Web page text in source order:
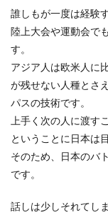
誰しもが一度は経験
陸上大会や運動会で
す。
アジア人は欧米人に
が残せない人種とさ
パスの技術です。
上手く次の人に渡す
ということに日本は
そのため、日本のバ
です。
話しは少しそれてし